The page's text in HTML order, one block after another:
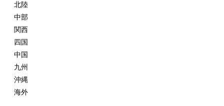
北陸
中部
関西
四国
中国
九州
沖縄
海外